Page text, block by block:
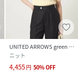
UNITED ARROWS green label relaxing
ニット
4,455円 50%OFF